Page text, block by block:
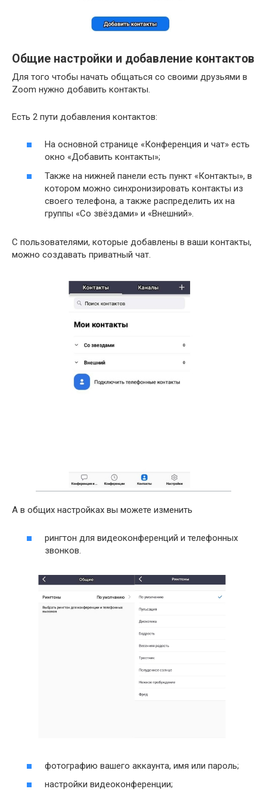
Общие настройки и добавление контактов
Для того чтобы начать общаться со своими друзьями в
Zoom нужно добавить контакты.
Есть 2 пути добавления контактов:
На основной странице «Конференция и чат» есть
окно «Добавить контакты»;
Также на нижней панели есть пункт «Контакты», в
котором можно синхронизировать контакты из
своего телефона, а также распределить их на
группы «Со звёздами» и «Внешний».
С пользователями, которые добавлены в ваши контакты,
можно создавать приватный чат.
А в общих настройках вы можете изменить
рингтон для видеоконференций и телефонных
звонков.
фотографию вашего аккаунта, имя или пароль;
настройки видеоконференции;